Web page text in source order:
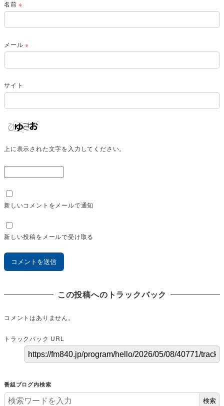
名前※
メール※
サイト
上に表示された文字を入力してください。
新しいコメントをメールで通知
新しい投稿をメールで受け取る
この投稿へのトラックバック
コメントはありません。
トラックバック URL
番組ブログ内検索
検索